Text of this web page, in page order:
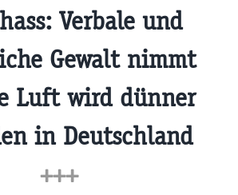
Verbale und
Gewalt nimmt
Luft wird dünner
in Deutschland
+++